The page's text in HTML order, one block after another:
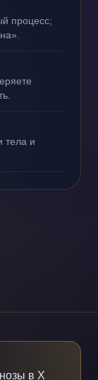
процесс;
тела и
в X